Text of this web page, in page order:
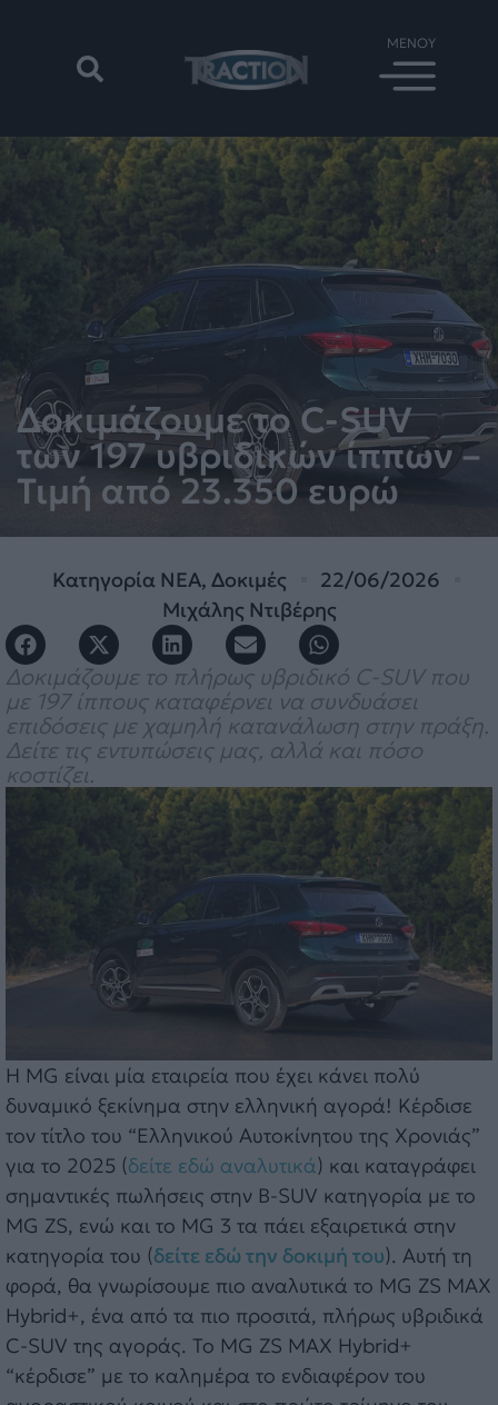
Δοκιμάζουμε το C-SUV
των 197 υβριδικών ίππων –
Τιμή από 23.350 ευρώ
Κατηγορία ΝΕΑ, Δοκιμές
22/06/2026
Μιχάλης Ντιβέρης
Δοκιμάζουμε το πλήρως υβριδικό C-SUV που
με 197 ίππους καταφέρνει να συνδυάσει
επιδόσεις με χαμηλή κατανάλωση στην πράξη.
Δείτε τις εντυπώσεις μας, αλλά και πόσο
κοστίζει.
Η MG είναι μία εταιρεία που έχει κάνει πολύ
δυναμικό ξεκίνημα στην ελληνική αγορά! Κέρδισε
τον τίτλο του “Ελληνικού Αυτοκίνητου της Χρονιάς”
για το 2025 (δείτε εδώ αναλυτικά) και καταγράφει
σημαντικές πωλήσεις στην B-SUV κατηγορία με το
MG ZS, ενώ και το MG 3 τα πάει εξαιρετικά στην
κατηγορία του (δείτε εδώ την δοκιμή του). Αυτή τη
φορά, θα γνωρίσουμε πιο αναλυτικά το MG ZS MAX
Hybrid+, ένα από τα πιο προσιτά, πλήρως υβριδικά
C-SUV της αγοράς. Το MG ZS MAX Hybrid+
“κέρδισε” με το καλημέρα το ενδιαφέρον του